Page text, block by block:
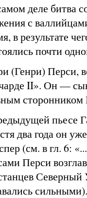
деле битва
с
в результате
почти
(Генри) Перси,
II». Он —
сторонником
пьесе
два года он
(см. в гл. 6:
Перси
сильными).